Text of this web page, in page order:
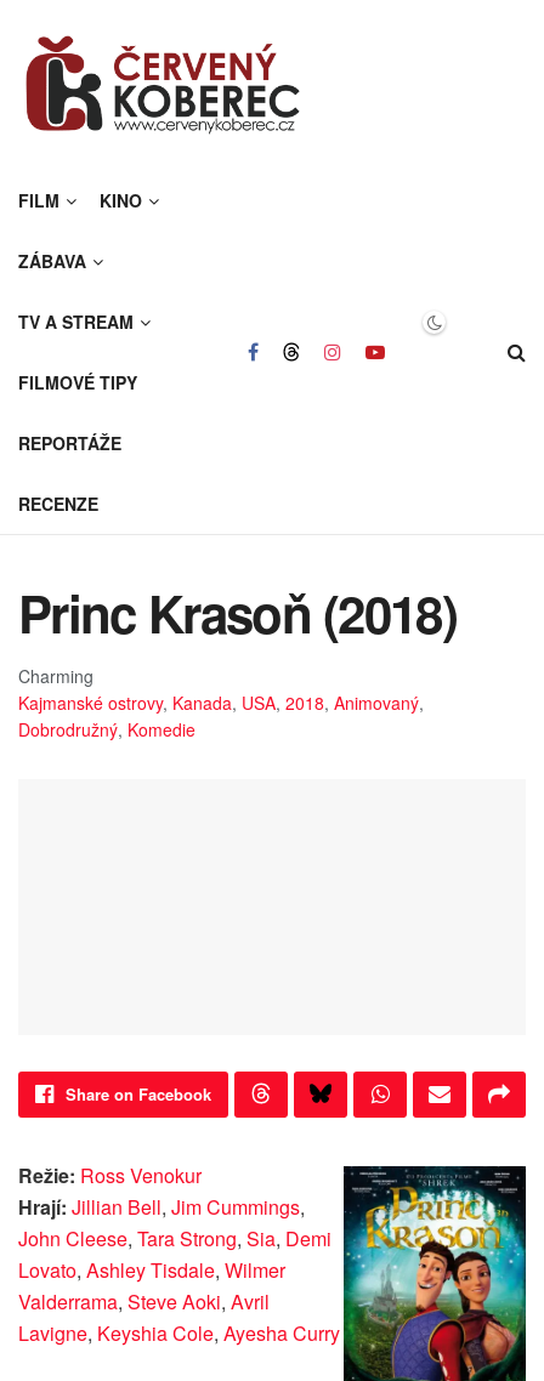
FILM KINO
ZÁBAVA
TV A STREAM
FILMOVÉ TIPY
REPORTÁŽE
RECENZE
Princ Krasoň (2018)
Charming
Kajmanské ostrovy, Kanada, USA, 2018, Animovaný,
Dobrodružný, Komedie
Share on Facebook
Režie: Ross Venokur
Hrají: Jillian Bell, Jim Cummings,
John Cleese, Tara Strong, Sia, Demi
Lovato, Ashley Tisdale, Wilmer
Valderrama, Steve Aoki, Avril
Lavigne, Keyshia Cole, Ayesha Curry